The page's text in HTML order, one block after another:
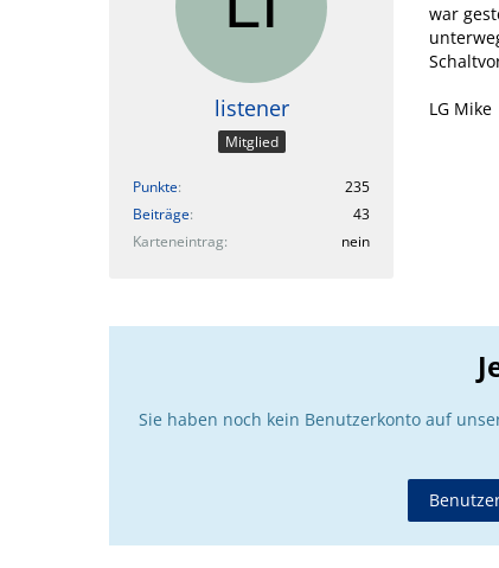
listener
Mitglied
Punkte
235
Beiträge
43
Karteneintrag
nein
war
LG Mike
Sie haben noch kein Benutzerkonto auf